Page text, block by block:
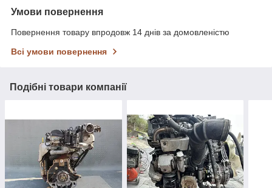
Умови повернення
Повернення товару впродовж 14 днів за домовленістю
Всі умови повернення
Подібні товари компанії